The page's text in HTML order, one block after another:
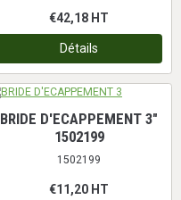
€42,18 HT
Détails
BRIDE D'ECAPPEMENT 3"
1502199
1502199
€11,20 HT